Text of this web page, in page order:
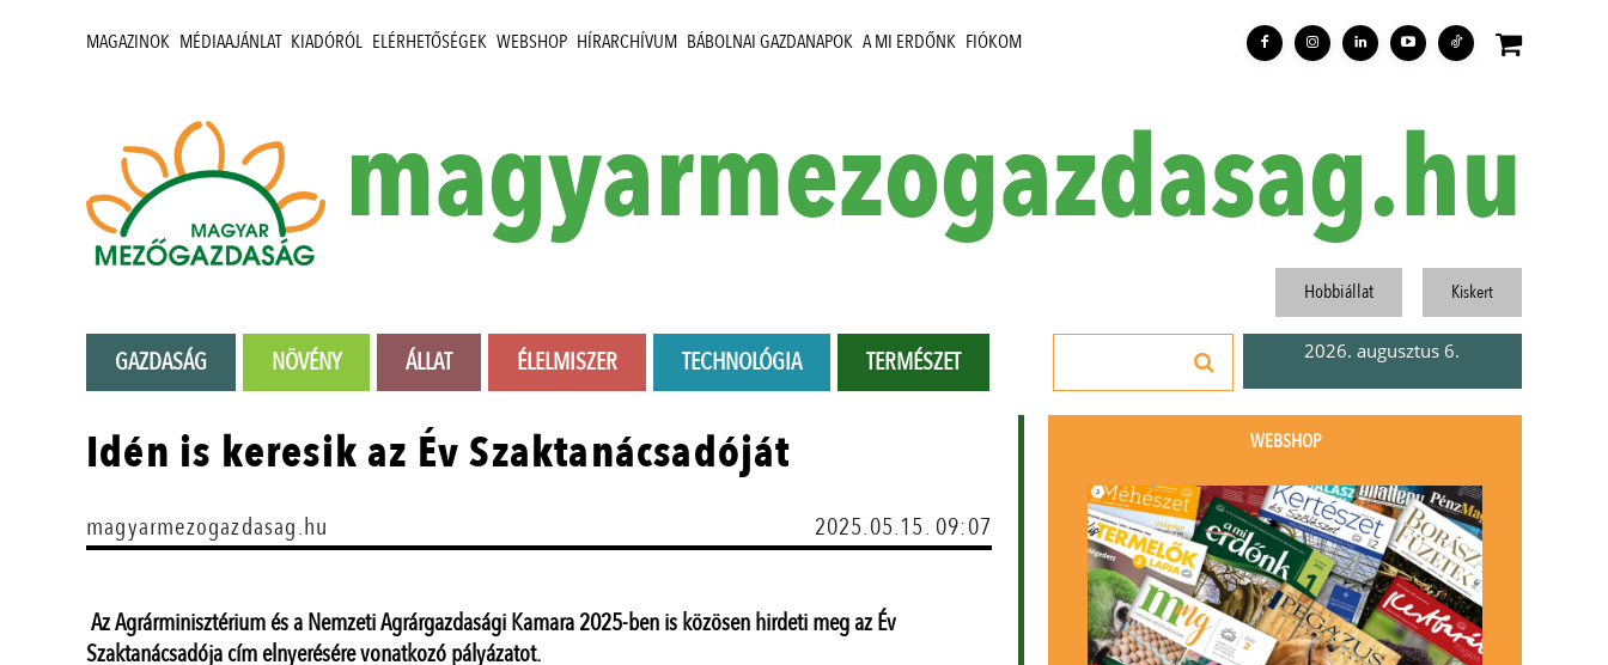
MAGAZINOK MÉDIAAJÁNLAT KIADÓRÓL ELÉRHETŐSÉGEK WEBSHOP HÍRARCHÍVUM BÁBOLNAI GAZDANAPOK A MI ERDŐNK FIÓKOM
magyarmezogazdasag.hu
GAZDASÁG NÖVÉNY ÁLLAT ÉLELMISZER TECHNOLÓGIA TERMÉSZET
Hobbiállat Kiskert
2026. augusztus 6.
Idén is keresik az Év Szaktanácsadóját
magyarmezogazdasag.hu 2025.05.15. 09:07
Az Agrárminisztérium és a Nemzeti Agrárgazdasági Kamara 2025-ben is közösen hirdeti meg az Év
Szaktanácsadója cím elnyerésére vonatkozó pályázatot.
WEBSHOP